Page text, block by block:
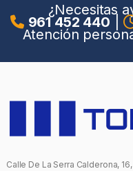
¿Necesitas
961 452 440
Atención
Calle De La Serra Calderona,